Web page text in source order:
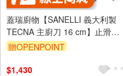
蓋瑞廚物【SANELLI 義大利製
TECNA 主廚刀 16 cm】止滑柄
廚房刀 調理刀 廚刀 主廚刀 西式
贈OPENPOINT
$1,430